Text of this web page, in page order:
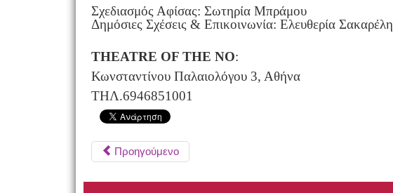
Σχεδιασμός Αφίσας: Σωτηρία Μπράμου
Δημόσιες Σχέσεις & Επικοινωνία: Ελευθερία Σακαρέλη
THEATRE OF THE NO:
Κωνσταντίνου Παλαιολόγου 3, Αθήνα
ΤΗΛ.6946851001
Προηγούμενο